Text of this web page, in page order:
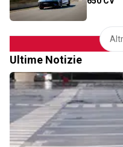
Ultime Notizie